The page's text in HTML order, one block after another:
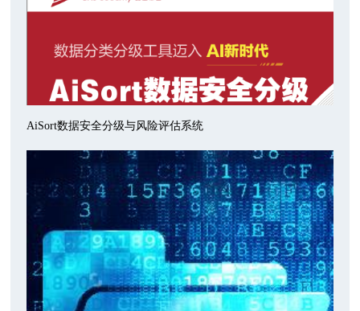
AiSort数据安全分级与风险评估系统